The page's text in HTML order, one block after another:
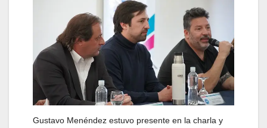
Gustavo Menéndez estuvo presente en la charla y